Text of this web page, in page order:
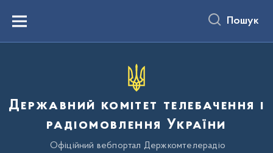
вмістуMenu Пошук
Державний комітет телебачення і
радіомовлення України
Офіційний вебпортал Держкомтелерадіо